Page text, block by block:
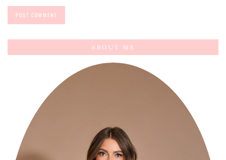
ABOUT ME